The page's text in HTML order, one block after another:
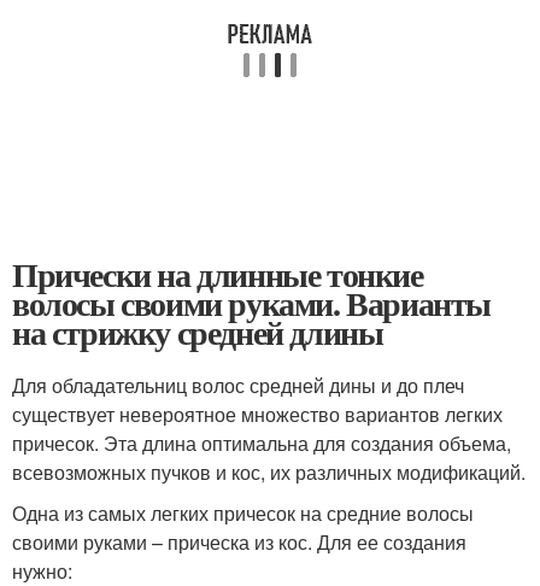
Прически на длинные тонкие
волосы своими руками. Варианты
на стрижку средней длины
Для обладательниц волос средней дины и до плеч
существует невероятное множество вариантов легких
причесок. Эта длина оптимальна для создания объема,
всевозможных пучков и кос, их различных модификаций.
Одна из самых легких причесок на средние волосы
своими руками – прическа из кос. Для ее создания
нужно: